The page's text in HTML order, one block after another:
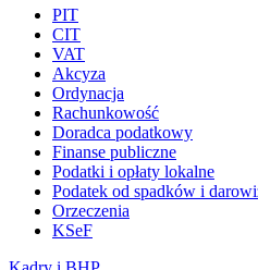
PIT
CIT
VAT
Akcyza
Ordynacja
Rachunkowość
Doradca podatkowy
Finanse publiczne
Podatki i opłaty lokalne
Podatek od spadków i
Orzeczenia
KSeF